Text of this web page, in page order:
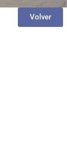
Volver